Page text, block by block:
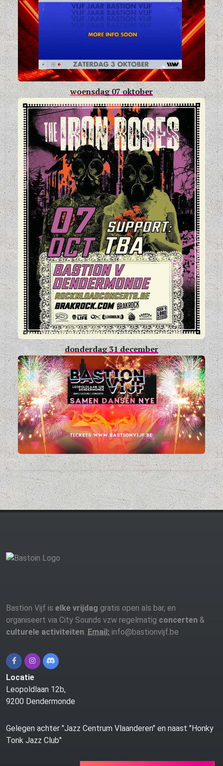
woensdag 07 oktober
donderdag 31 december
Bastion Vijf is elke vrijdag gratis open als bar, en
organiseert via City Sounds vzw regelmatig concerten &
culturele activiteiten. Email: info@bastionvijf.be
Locatie
Leopoldlaan 12b,
9200 Dendermonde
Gelegen achter "Jazz Centrum Vlaanderen" en naast "Honky
Tonk Jazz Club"